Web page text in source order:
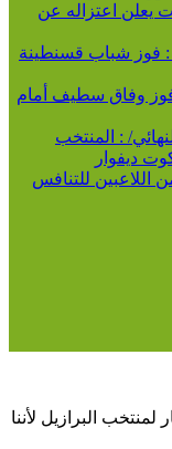
يعلن اعتزاله عن
: فوز شباب قسنطينة
فوز وفاق سطيف أمام
للسيدات 2026 /ربع النهائي/ : المنتخب
ديفوار
للتنافس
لمنتخب البرازيل لأننا